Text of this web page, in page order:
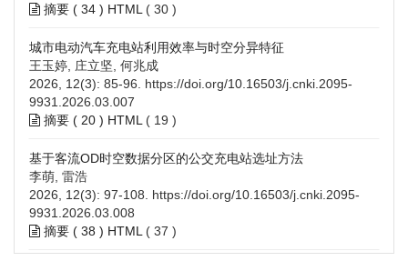
摘要 ( 34 ) HTML ( 30 )
城市电动汽车充电站利用效率与时空分异特征
王玉婷, 庄立坚, 何兆成
2026, 12(3): 85-96. https://doi.org/10.16503/j.cnki.2095-
9931.2026.03.007
摘要 ( 20 ) HTML ( 19 )
基于客流OD时空数据分区的公交充电站选址方法
李萌, 雷浩
2026, 12(3): 97-108. https://doi.org/10.16503/j.cnki.2095-
9931.2026.03.008
摘要 ( 38 ) HTML ( 37 )